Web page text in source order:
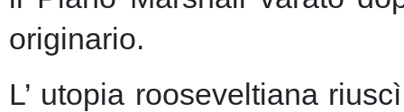
originario.
L’ utopia rooseveltiana